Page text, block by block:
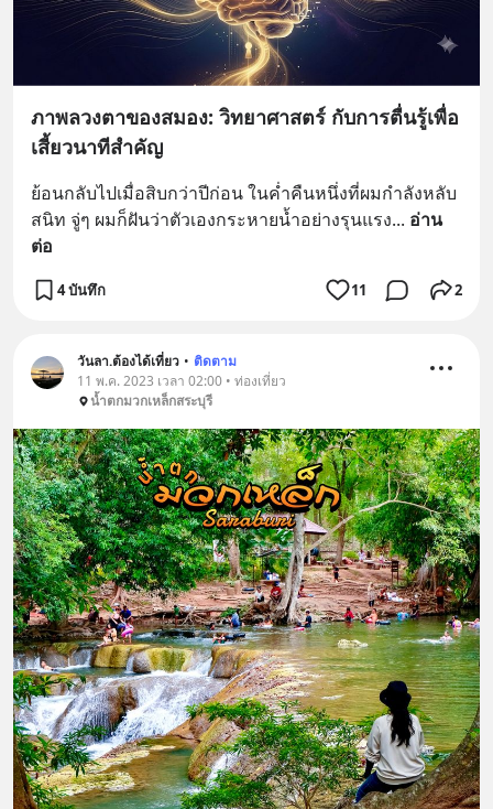
ภาพลวงตาของสมอง: วิทยาศาสตร์ กับการตื่นรู้เพื่อ
เสี้ยวนาทีสำคัญ
ย้อนกลับไปเมื่อสิบกว่าปีก่อน ในค่ำคืนหนึ่งที่ผมกำลังหลับ
สนิท จู่ๆ ผมก็ฝันว่าตัวเองกระหายน้ำอย่างรุนแรง... อ่าน
ต่อ
4 บันทึก 11 2
วันลา.ต้องได้เที่ยว • ติดตาม
11 พ.ค. 2023 เวลา 02:00 • ท่องเที่ยว
น้ำตกมวกเหล็กสระบุรี